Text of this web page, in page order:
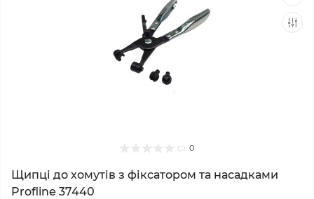
0
Щипці до хомутів з фіксатором та насадками
Profline 37440